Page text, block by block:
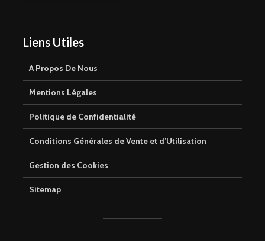
Liens Utiles
A Propos De Nous
Mentions Légales
Politique de Confidentialité
Conditions Générales de Vente et d’Utilisation
Gestion des Cookies
Sitemap